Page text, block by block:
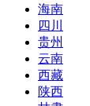
海南
四川
贵州
云南
西藏
陕西